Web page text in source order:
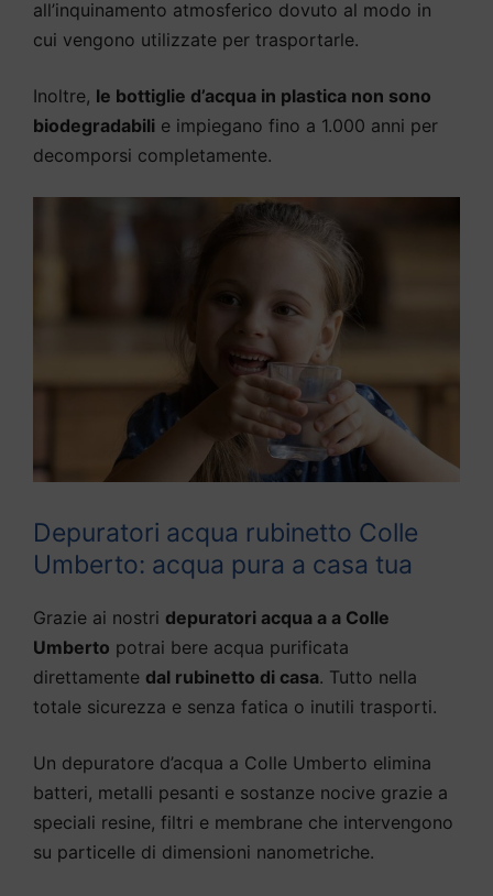
all’inquinamento atmosferico dovuto al modo in
cui vengono utilizzate per trasportarle.
Inoltre, le bottiglie d’acqua in plastica non sono
biodegradabili e impiegano fino a 1.000 anni per
decomporsi completamente.
Depuratori acqua rubinetto Colle
Umberto: acqua pura a casa tua
Grazie ai nostri depuratori acqua a a Colle
Umberto potrai bere acqua purificata
direttamente dal rubinetto di casa. Tutto nella
totale sicurezza e senza fatica o inutili trasporti.
Un depuratore d’acqua a Colle Umberto elimina
batteri, metalli pesanti e sostanze nocive grazie a
speciali resine, filtri e membrane che intervengono
su particelle di dimensioni nanometriche.